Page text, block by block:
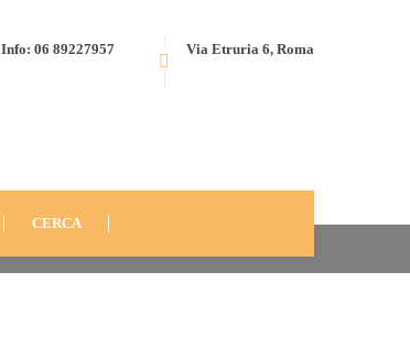
Via Etruria 6, Roma
Info: 06 89227957
CERCA